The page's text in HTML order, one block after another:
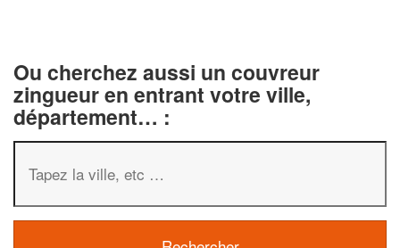
Ou cherchez aussi un couvreur
zingueur en entrant votre ville,
département… :